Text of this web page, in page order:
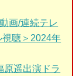
画/連続テレ
視聴＞2024年
原遥出演ドラ